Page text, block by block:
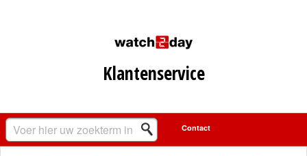
Klantenservice